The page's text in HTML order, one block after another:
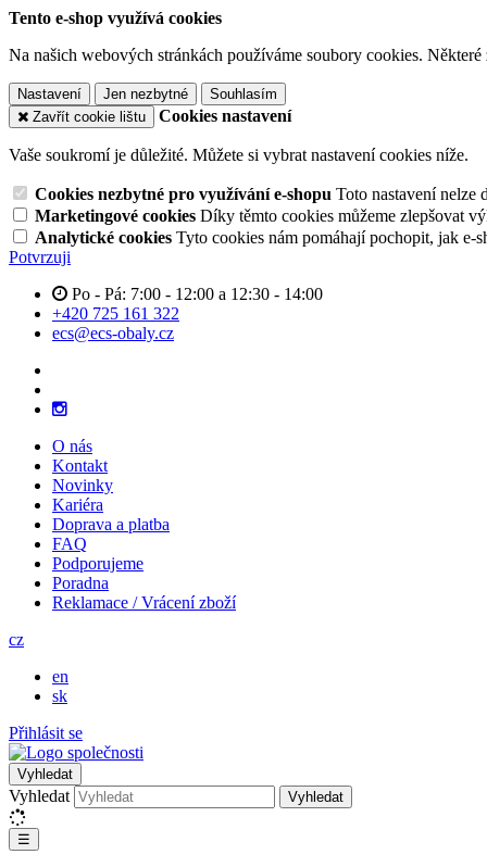
Tento e-shop využívá cookies
Na našich webových stránkách používáme soubory cookies.
Nastavení Jen nezbytné
Souhlasím
Zavřít cookie lištu
Cookies nastavení
Vaše soukromí je důležité. Můžete si vybrat nastavení cookies níže.
Cookies nezbytné pro využívání e-shopu Toto nastavení nelze
Marketingové cookies Díky těmto cookies můžeme zlepšovat
Analytické cookies Tyto cookies nám pomáhají pochopit, jak e-
Potvrzuji
Po - Pá: 7:00 - 12:00 a 12:30 - 14:00
+420 725 161 322
ecs@ecs-obaly.cz
O nás
Kontakt
Novinky
Kariéra
Doprava a platba
FAQ
Podporujeme
Poradna
Reklamace / Vrácení zboží
cz
en
sk
Přihlásit se
Vyhledat
Vyhledat Vyhledat
☰